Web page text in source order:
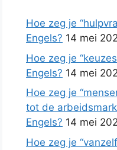
Hoe zeg je
Engels? 14 mei
Hoe zeg je
Engels? 14 mei
Hoe zeg je
tot de
Engels? 14 mei
Hoe zeg je